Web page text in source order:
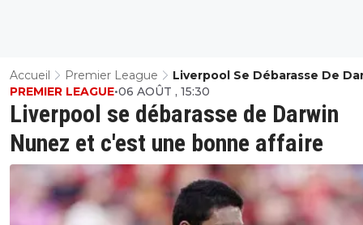
Accueil Premier League
Liverpool Se Débarasse De
Nunez Et C'est Une Bonne
Liverpool se débarasse de Darwin
Nunez et c'est une bonne affaire
PREMIER LEAGUE•06 AOÛT , 15:30